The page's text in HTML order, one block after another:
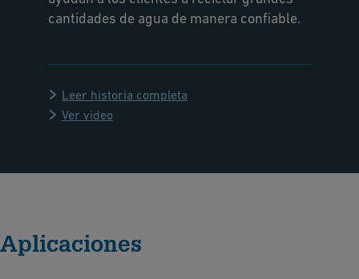
cantidades de agua de manera confiable.
Leer historia completa
Ver video
Aplicaciones